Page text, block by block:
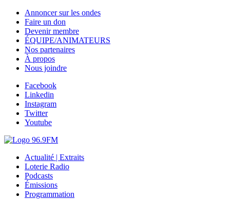
Annoncer sur les ondes
Faire un don
Devenir membre
ÉQUIPE/ANIMATEURS
Nos partenaires
À propos
Nous joindre
Facebook
Linkedin
Instagram
Twitter
Youtube
Actualité | Extraits
Loterie Radio
Podcasts
Émissions
Programmation